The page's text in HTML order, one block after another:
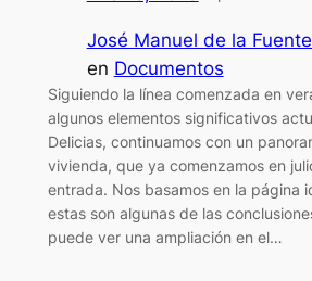
José Manuel de la
en Documentos
Siguiendo la línea comenzada en
algunos elementos significativos
Delicias, continuamos con un
vivienda, que ya comenzamos en
entrada. Nos basamos en la página
estas son algunas de las
puede ver una ampliación en el…